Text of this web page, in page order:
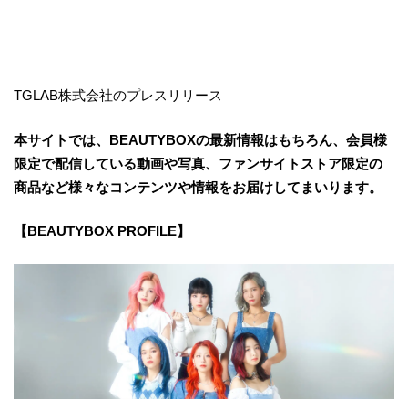
TGLAB株式会社のプレスリリース
本サイトでは、BEAUTYBOXの最新情報はもちろん、会員様
限定で配信している動画や写真、ファンサイトストア限定の
商品など様々なコンテンツや情報をお届けしてまいります。
【BEAUTYBOX PROFILE】